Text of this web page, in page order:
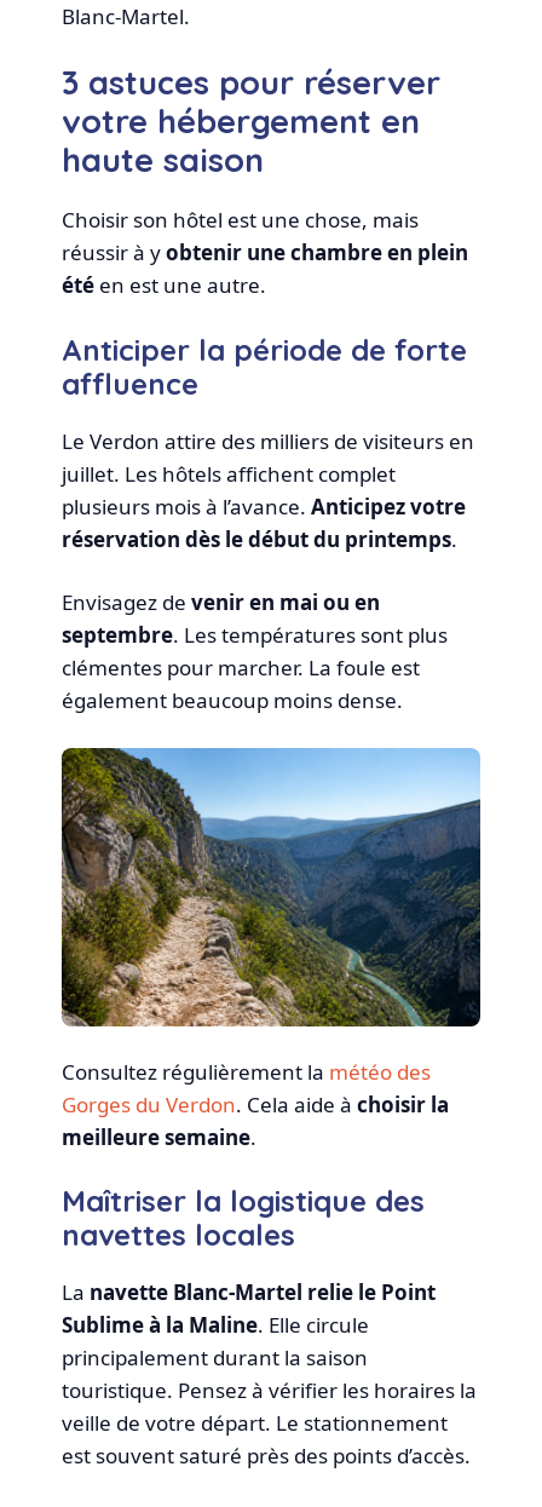
Blanc-Martel.
3 astuces pour réserver
votre hébergement en
haute saison
Choisir son hôtel est une chose, mais
réussir à yobtenir une chambre en plein
été en est une autre.
Anticiper la période de forte
affluence
Le Verdon attire des milliers de visiteurs en
juillet. Les hôtels affichent complet
plusieurs mois à l’avance.Anticipez votre
réservation dès le début du printemps.
Envisagez devenir en mai ou en
septembre. Les températures sont plus
clémentes pour marcher. La foule est
également beaucoup moins dense.
Consultez régulièrement la météo des
Gorges du Verdon. Cela aide àchoisir la
meilleure semaine.
Maîtriser la logistique des
navettes locales
La navette Blanc-Martel relie le Point
Sublime à la Maline. Elle circule
principalement durant la saison
touristique. Pensez à vérifier les horaires la
veille de votre départ. Le stationnement
est souvent saturé près des points d’accès.